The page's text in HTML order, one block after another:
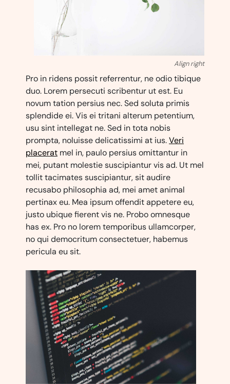
Align right
Pro in ridens possit referrentur, ne odio tibique
duo. Lorem persecuti scribentur ut est. Eu
novum tation persius nec. Sed soluta primis
splendide ei. Vis ei tritani alterum petentium,
usu sint intellegat ne. Sed in tota nobis
prompta, noluisse delicatissimi at ius.Veri
placerat mel in, paulo persius omittantur in
mei, putant molestie suscipiantur vis ad. Ut mel
tollit tacimates suscipiantur, sit audire
recusabo philosophia ad, mei amet animal
pertinax eu. Mea ipsum offendit appetere eu,
justo ubique fierent vis ne. Probo omnesque
has ex. Pro no lorem temporibus ullamcorper,
no qui democritum consectetuer, habemus
pericula eu sit.